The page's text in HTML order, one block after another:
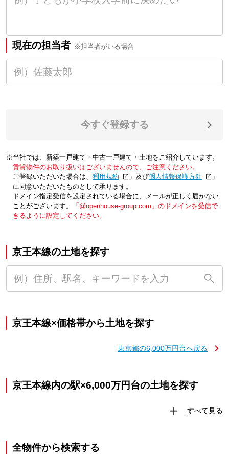
現在の担当者 ※担当者がいる場合
今すぐ登録する
※当社では、新築一戸建て・中古一戸建て・土地をご紹介しています。
賃貸物件のお取り扱いはございませんので、ご注意ください。
ご登録いただいた場合は、「利用規約 」及び「個人情報保護方針
」
に同意いただいたものとして承ります。
ドメイン指定受信を設定されている場合に、メールが正しく届かない
ことがございます。
「@openhouse-group.com」のドメインを受信で
きるように設定してください。
京王本線の土地を探す
京王本線×価格帯から土地を探す
東京都の6,000万円台へ戻る
京王本線内の駅×6,000万円台の土地を探す
すべて見る
全物件から検索する